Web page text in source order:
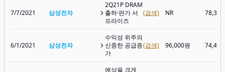
7/7/2021 삼성전자
2Q21P DRAM
출하·판가 서
프라이즈
(검색) NR
6/1/2021 삼성전자
수익성 위주의
신중한 공급증
가
(검색) 96,000원
예상을 크게